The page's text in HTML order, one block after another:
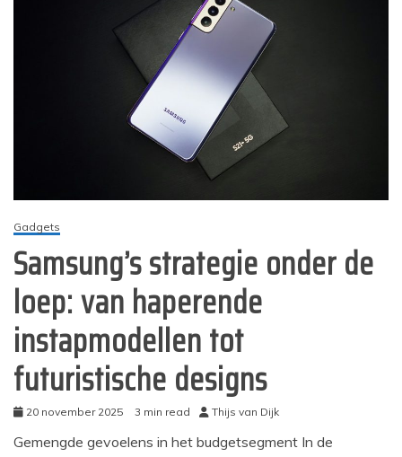
Gadgets
Samsung’s strategie onder de
loep: van haperende
instapmodellen tot
futuristische designs
20 november 2025 3 min read Thijs van Dijk
Gemengde gevoelens in het budgetsegment In de